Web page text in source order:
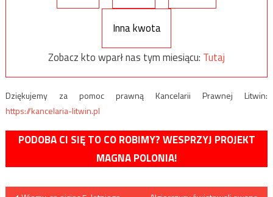
Inna kwota
Zobacz kto wparł nas tym miesiącu: Tutaj
Dziękujemy za pomoc prawną Kancelarii Prawnej Litwin:
https://kancelaria-litwin.pl
PODOBA CI SIĘ TO CO ROBIMY? WESPRZYJ PROJEKT
MAGNA POLONIA!